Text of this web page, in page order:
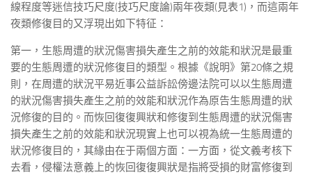
線程度等迷信技巧尺度(技巧尺度論)兩年夜類(見表1)，而這兩年
夜類修復目的又浮現出如下特征：
第一，生態周遭的狀況傷害損失產生之前的效能和狀況是最重
要的生態周遭的狀況修復目的類型。根據《說明》第20條之規
則，在周遭的狀況平易近事公益訴訟傍邊法院可以以生態周遭
的狀況傷害損失產生之前的效能和狀況作為原告生態周遭的狀
況修復的目的。而恢回復復興狀和修復到生態周遭的狀況傷害
損失產生之前的效能和狀況現實上也可以視為統一生態周遭的
狀況修復目的，其緣由在于兩個方面：一方面，從文義考核下
去看，侵權法意義上的恢回復復興狀是指將受損的財富修復到